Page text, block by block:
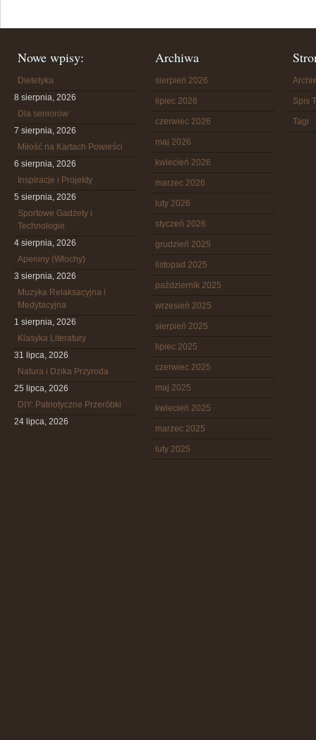
Nowe wpisy:
Dietetyka
8 sierpnia, 2026
Dla seniorów
7 sierpnia, 2026
Miłość na Kartach Powieści
6 sierpnia, 2026
Inspiracje i Projekty
5 sierpnia, 2026
Sportowe Gadżety i
Technologie
4 sierpnia, 2026
Apeniny (Włochy)
3 sierpnia, 2026
Muzyka Relaksacyjna i
Medytacyjna
1 sierpnia, 2026
Klasyka Literatury
31 lipca, 2026
Natura i Dzika Przyroda
25 lipca, 2026
DIY: Patriotyczne Przeróbki
24 lipca, 2026
Archiwa
sierpień 2026
lipiec 2026
czerwiec 2026
maj 2026
kwiecień 2026
marzec 2026
luty 2026
styczeń 2026
grudzień 2025
listopad 2025
październik 2025
wrzesień 2025
sierpień 2025
lipiec 2025
czerwiec 2025
maj 2025
kwiecień 2025
marzec 2025
luty 2025
Spis
Tagi